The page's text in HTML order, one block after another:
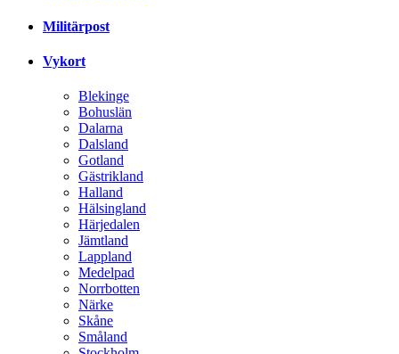
Militärpost
Vykort
Blekinge
Bohuslän
Dalarna
Dalsland
Gotland
Gästrikland
Halland
Hälsingland
Härjedalen
Jämtland
Lappland
Medelpad
Norrbotten
Närke
Skåne
Småland